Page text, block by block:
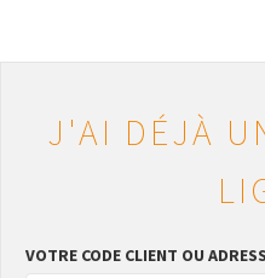
J'AI DÉJÀ
VOTRE CODE CLIENT OU